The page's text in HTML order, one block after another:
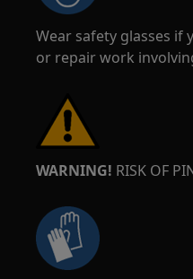
Wear safety glasses if
or repair work
WARNING! RISK OF